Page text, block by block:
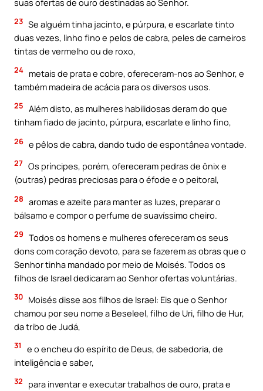
23 Se alguém tinha jacinto, e púrpura, e escarlate tinto
duas vezes, linho fino e pelos de cabra, peles de carneiros
tintas de vermelho ou de roxo,
24 metais de prata e cobre, ofereceram-nos ao Senhor, e
também madeira de acácia para os diversos usos.
25 Além disto, as mulheres habilidosas deram do que
tinham fiado de jacinto, púrpura, escarlate e linho fino,
26 e pêlos de cabra, dando tudo de espontânea vontade.
27 Os príncipes, porém, ofereceram pedras de ônix e
(outras) pedras preciosas para o éfode e o peitoral,
28 aromas e azeite para manter as luzes, preparar o
bálsamo e compor o perfume de suavíssimo cheiro.
29 Todos os homens e mulheres ofereceram os seus
dons com coração devoto, para se fazerem as obras que o
Senhor tinha mandado por meio de Moisés. Todos os
filhos de Israel dedicaram ao Senhor ofertas voluntárias.
30 Moisés disse aos filhos de Israel: Eis que o Senhor
chamou por seu nome a Beseleel, filho de Uri, filho de Hur,
da tribo de Judá,
31
e o encheu do espírito de Deus, de sabedoria, de
inteligência e saber,
32
para inventar e executar trabalhos de ouro, prata e